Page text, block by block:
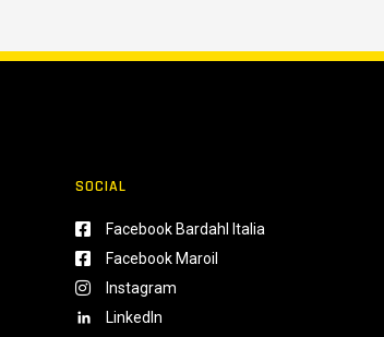
SOCIAL
Facebook Bardahl Italia
Facebook Maroil
Instagram
LinkedIn